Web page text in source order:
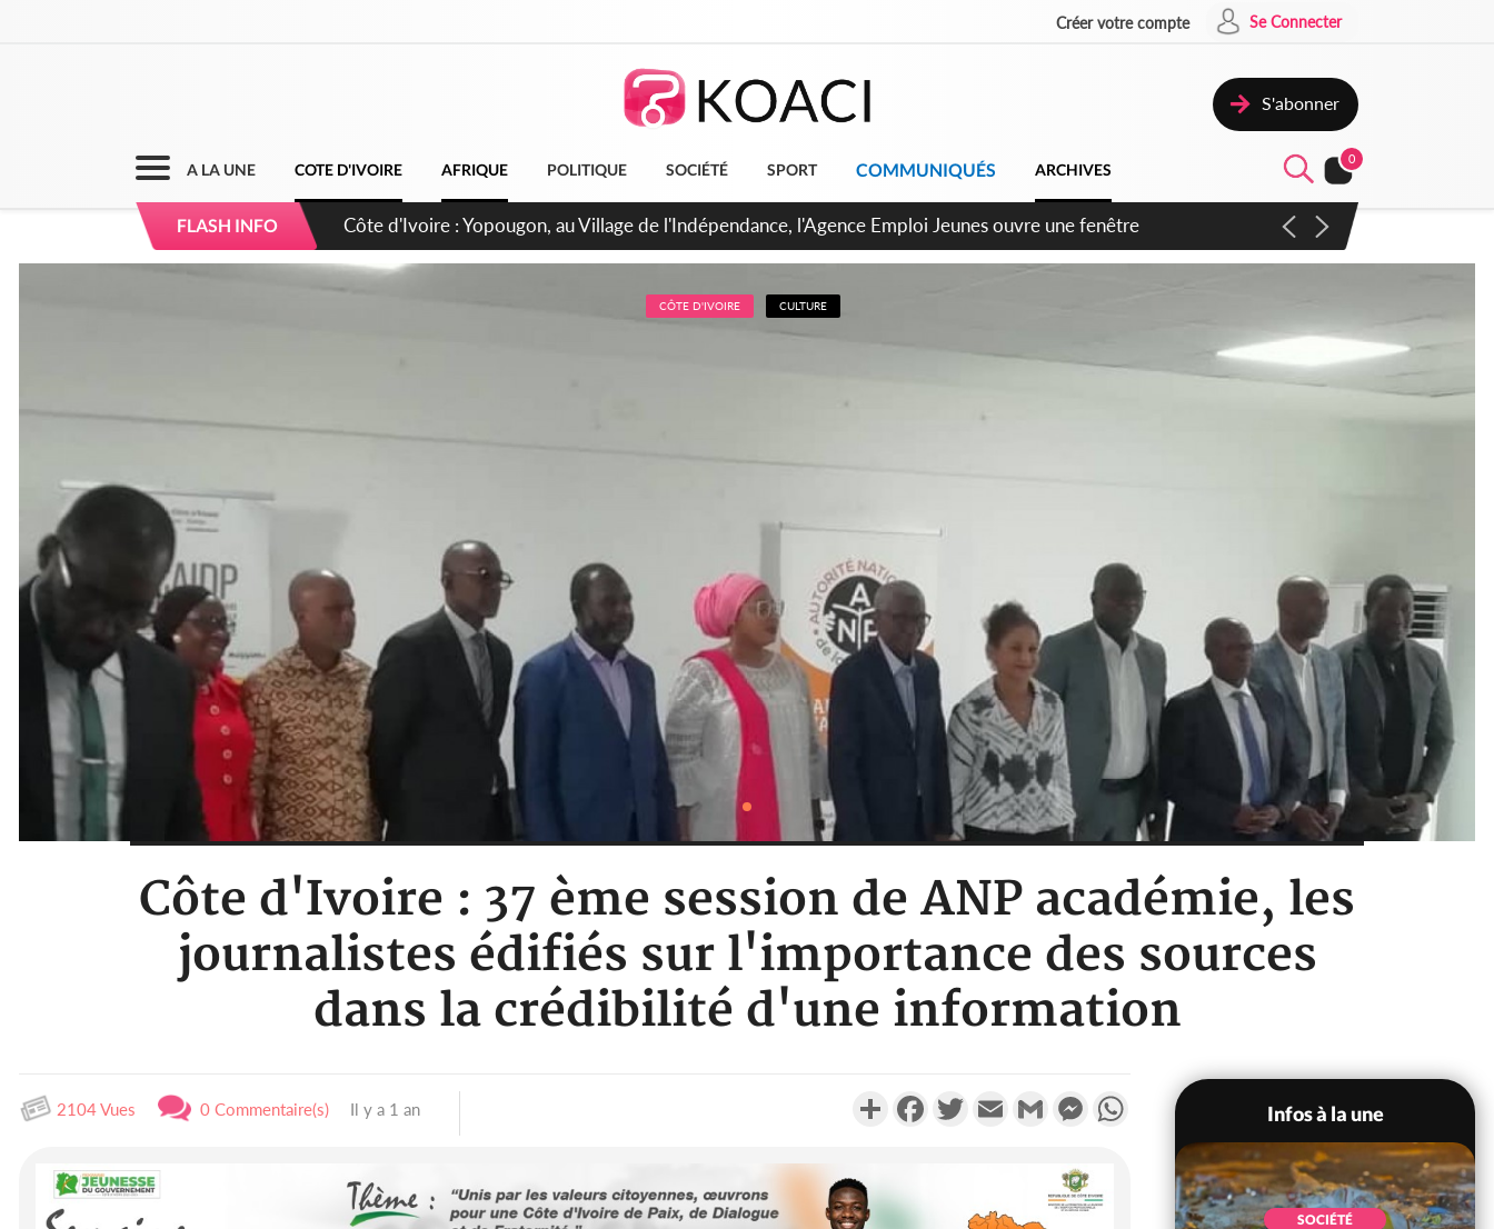
Créer votre compte Se Connecter
S'abonner
A LA UNE COTE D'IVOIRE AFRIQUE POLITIQUE SOCIÉTÉ SPORT COMMUNIQUÉS ARCHIVES
0
FLASH INFO
Côte d'Ivoire : CHU de Treichville, après la fronde, les agents contractuels obtiennent un accord avec la
direction sur les arriérés du SMIG 2023
CÔTE D'IVOIRE CULTURE
Côte d'Ivoire : 37 ème session de ANP académie, les
journalistes édifiés sur l'importance des sources
dans la crédibilité d'une information
2104 Vues 0 Commentaire(s) Il y a 1 an PartagerFacebookTwitterEmail Gmail MessengerWhatsApp
Infos à la une
POLITIQUE SOCIÉTÉ